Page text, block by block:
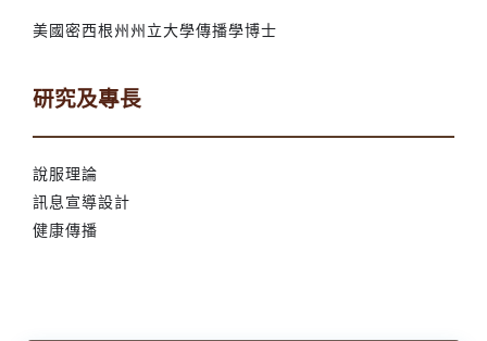
美國密西根州州立大學傳播學博士
研究及專長
說服理論
訊息宣導設計
健康傳播